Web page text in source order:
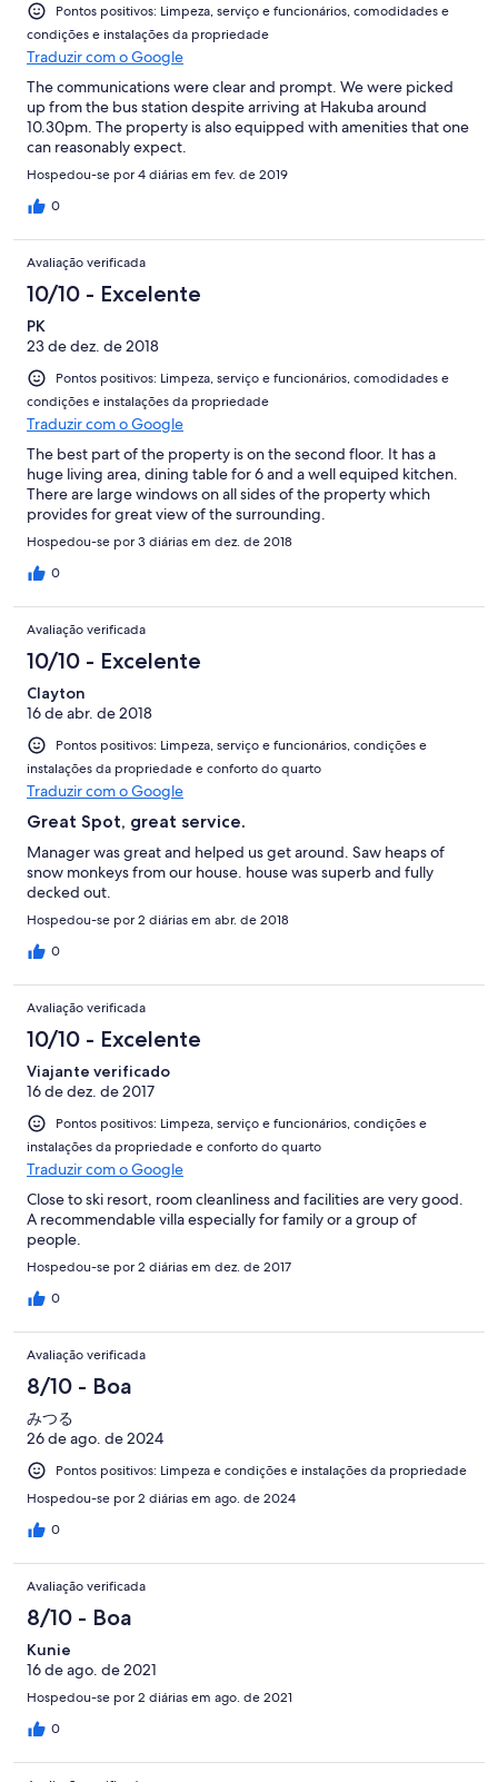
Pontos positivos: Limpeza, serviço e funcionários, comodidades e
condições e instalações da propriedade
Traduzir com o Google
The communications were clear and prompt. We were picked
up from the bus station despite arriving at Hakuba around
10.30pm. The property is also equipped with amenities that one
can reasonably expect.
Hospedou-se por 4 diárias em fev. de 2019
0
Avaliação verificada
10/10 - Excelente
PK
23 de dez. de 2018
Pontos positivos: Limpeza, serviço e funcionários, comodidades e
condições e instalações da propriedade
Traduzir com o Google
The best part of the property is on the second floor. It has a
huge living area, dining table for 6 and a well equiped kitchen.
There are large windows on all sides of the property which
provides for great view of the surrounding.
Hospedou-se por 3 diárias em dez. de 2018
0
Avaliação verificada
10/10 - Excelente
Clayton
16 de abr. de 2018
Pontos positivos: Limpeza, serviço e funcionários, condições e
instalações da propriedade e conforto do quarto
Traduzir com o Google
Great Spot, great service.
Manager was great and helped us get around. Saw heaps of
snow monkeys from our house. house was superb and fully
decked out.
Hospedou-se por 2 diárias em abr. de 2018
0
Avaliação verificada
10/10 - Excelente
Viajante verificado
16 de dez. de 2017
Pontos positivos: Limpeza, serviço e funcionários, condições e
instalações da propriedade e conforto do quarto
Traduzir com o Google
Close to ski resort, room cleanliness and facilities are very good.
A recommendable villa especially for family or a group of
people.
Hospedou-se por 2 diárias em dez. de 2017
0
Avaliação verificada
8/10 - Boa
みつる
26 de ago. de 2024
Pontos positivos: Limpeza e condições e instalações da propriedade
Hospedou-se por 2 diárias em ago. de 2024
0
Avaliação verificada
8/10 - Boa
Kunie
16 de ago. de 2021
Hospedou-se por 2 diárias em ago. de 2021
0